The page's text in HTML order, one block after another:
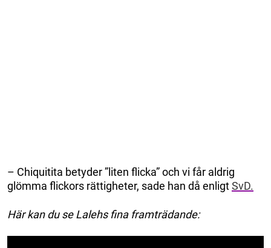
– Chiquitita betyder ”liten flicka” och vi får aldrig
glömma flickors rättigheter, sade han då enligtSvD.
Här kan du se Lalehs fina framträdande: